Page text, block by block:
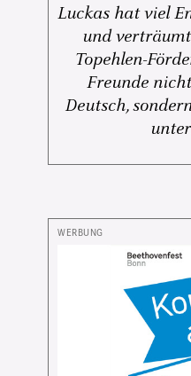
Luckas hat viel
und
Topehlen-
Freunde
Deutsch,